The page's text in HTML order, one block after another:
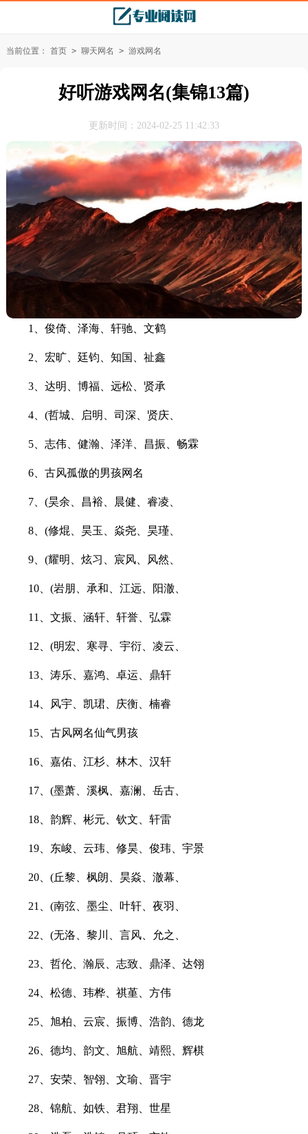
当前位置： 首页 > 聊天网名 > 游戏网名
好听游戏网名(集锦13篇)
更新时间：2024-02-25 11:42:33
1、俊倚、泽海、轩驰、文鹤
2、宏旷、廷钧、知国、祉鑫
3、达明、博福、远松、贤承
4、(哲城、启明、司深、贤庆、
5、志伟、健瀚、泽洋、昌振、畅霖
6、古风孤傲的男孩网名
7、(昊余、昌裕、晨健、睿凌、
8、(修焜、昊玉、焱尧、昊瑾、
9、(耀明、炫习、宸风、风然、
10、(岩朋、承和、江远、阳澈、
11、文振、涵轩、轩誉、弘霖
12、(明宏、寒寻、宇衍、凌云、
13、涛乐、嘉鸿、卓运、鼎轩
14、风宇、凯珺、庆衡、楠睿
15、古风网名仙气男孩
16、嘉佑、江杉、林木、汉轩
17、(墨萧、溪枫、嘉澜、岳古、
18、韵辉、彬元、钦文、轩雷
19、东峻、云玮、修昊、俊玮、宇景
20、(丘黎、枫朗、昊焱、澈幕、
21、(南弦、墨尘、叶轩、夜羽、
22、(无洛、黎川、言风、允之、
23、哲伦、瀚辰、志致、鼎泽、达翎
24、松德、玮桦、祺堇、方伟
25、旭柏、云宸、振博、浩韵、德龙
26、德均、韵文、旭航、靖熙、辉棋
27、安荣、智翎、文瑜、晋宇
28、锦航、如铁、君翔、世星